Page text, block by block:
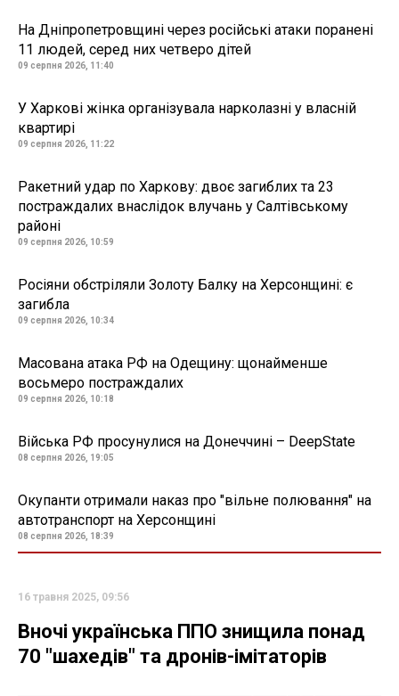
На Дніпропетровщині через російські атаки поранені
11 людей, серед них четверо дітей
09 серпня 2026, 11:40
У Харкові жінка організувала нарколазні у власній
квартирі
09 серпня 2026, 11:22
Ракетний удар по Харкову: двоє загиблих та 23
постраждалих внаслідок влучань у Салтівському
районі
09 серпня 2026, 10:59
Росіяни обстріляли Золоту Балку на Херсонщині: є
загибла
09 серпня 2026, 10:34
Масована атака РФ на Одещину: щонайменше
восьмеро постраждалих
09 серпня 2026, 10:18
Війська РФ просунулися на Донеччині – DeepState
08 серпня 2026, 19:05
Окупанти отримали наказ про "вільне полювання" на
автотранспорт на Херсонщині
08 серпня 2026, 18:39
16 травня 2025, 09:56
Вночі українська ППО знищила понад
70 "шахедів" та дронів-імітаторів